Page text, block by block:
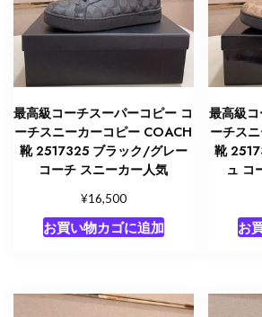
最高級コーチスーパーコピー コ
ーチスニーカーコピー COACH
靴 2517325 ブラック/グレー
コーチ スニーカー人気
¥16,500
お買い物カゴに追加
最高級
ーチス
靴
ュ コ
お